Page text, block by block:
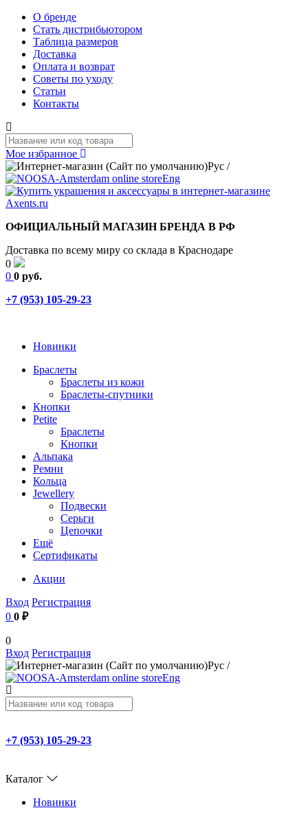
О бренде
Стать дистрибьютором
Таблица размеров
Доставка
Оплата и возврат
Советы по уходу
Статьи
Контакты
Мое избранное
Рус /
Eng
ОФИЦИАЛЬНЫЙ МАГАЗИН БРЕНДА В РФ
Доставка по всему миру со склада в Краснодаре
0
0 0 руб.
+7 (953) 105-29-23
Новинки
Браслеты
Браслеты из кожи
Браслеты-спутники
Кнопки
Petite
Браслеты
Кнопки
Альпака
Ремни
Кольца
Jewellery
Подвески
Серьги
Цепочки
Ещё
Сертификаты
Акции
Вход Регистрация
0 0 ₽
0
Вход Регистрация
Рус /
Eng
+7 (953) 105-29-23
Каталог
Новинки